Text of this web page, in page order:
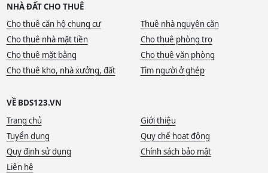
NHÀ ĐẤT CHO THUÊ
Cho thuê căn hộ chung cư
Thuê nhà nguyên căn
Cho thuê nhà mặt tiền
Cho thuê phòng trọ
Cho thuê mặt bằng
Cho thuê văn phòng
Cho thuê kho, nhà xưởng, đất
Tìm người ở ghép
VỀ BDS123.VN
Trang chủ
Giới thiệu
Tuyển dụng
Quy chế hoạt động
Quy định sử dụng
Chính sách bảo mật
Liên hệ